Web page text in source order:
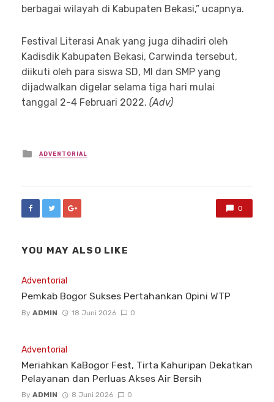
berbagai wilayah di Kabupaten Bekasi,” ucapnya.
Festival Literasi Anak yang juga dihadiri oleh
Kadisdik Kabupaten Bekasi, Carwinda tersebut,
diikuti oleh para siswa SD, MI dan SMP yang
dijadwalkan digelar selama tiga hari mulai
tanggal 2-4 Februari 2022. (Adv)
Posted
in
ADVENTORIAL
0
YOU MAY ALSO LIKE
Adventorial
Pemkab Bogor Sukses Pertahankan Opini WTP
By ADMIN 18 Juni 2026 0
Adventorial
Meriahkan KaBogor Fest, Tirta Kahuripan Dekatkan
Pelayanan dan Perluas Akses Air Bersih
By ADMIN 8 Juni 2026 0